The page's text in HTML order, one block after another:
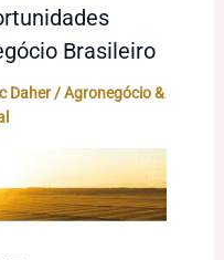
Brasileiro
Daher /Agronegócio &